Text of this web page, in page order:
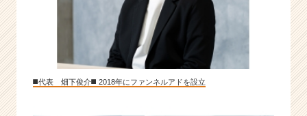
【急
成
長
ベ
ン
チ
◼️代表 畑下俊介◼️ 2018年にファンネルアドを設立